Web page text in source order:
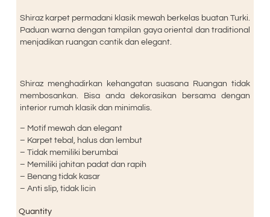
Shiraz karpet permadani klasik mewah berkelas buatan Turki.
Paduan warna dengan tampilan gaya oriental dan traditional
menjadikan ruangan cantik dan elegant.
Shiraz menghadirkan kehangatan suasana Ruangan tidak
membosankan. Bisa anda dekorasikan bersama dengan
interior rumah klasik dan minimalis.
– Motif mewah dan elegant
– Karpet tebal, halus dan lembut
– Tidak memiliki berumbai
– Memiliki jahitan padat dan rapih
– Benang tidak kasar
– Anti slip, tidak licin
Quantity